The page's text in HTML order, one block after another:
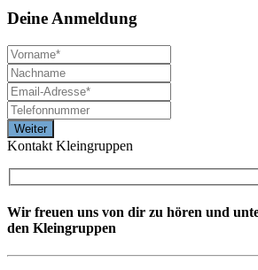
Deine Anmeldung
Kontakt Kleingruppen
Wir freuen uns von dir zu hören und
den Kleingruppen